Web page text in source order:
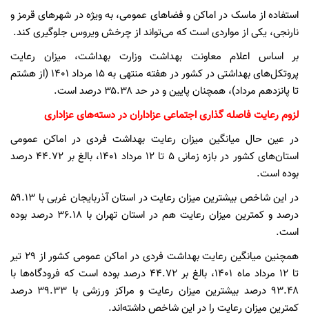
استفاده از ماسک در اماکن و فضاهای عمومی، به ویژه در شهرهای قرمز و
نارنجی، یکی از مواردی است که می‌تواند از چرخش ویروس جلوگیری کند.
بر اساس اعلام معاونت بهداشت وزارت بهداشت، میزان رعایت
پروتکل‌های بهداشتی در کشور در هفته منتهی به ۱۵ مرداد ۱۴۰۱ (از هشتم
تا پانزدهم مرداد)، همچنان پایین و در حد ۳۵.۳۸ درصد است.
لزوم رعایت فاصله گذاری اجتماعی عزاداران در دسته‌های عزاداری
در عین حال میانگین میزان رعایت بهداشت فردی در اماکن عمومی
استان‌های کشور در بازه زمانی ۵ تا ۱۲ مرداد ۱۴۰۱، بالغ بر ۴۴.۷۲ درصد
بوده است.
در این شاخص بیشترین میزان رعایت در استان آذربایجان غربی با ۵۹.۱۳
درصد و کمترین میزان رعایت هم در استان تهران با ۳۶.۱۸ درصد بوده
است.
همچنین میانگین رعایت بهداشت فردی در اماکن عمومی کشور از ۲۹ تیر
تا ۱۲ مرداد ماه ۱۴۰۱، بالغ بر ۴۴.۷۲ درصد بوده است که فرودگاه‌ها با
۹۳.۴۸ درصد بیشترین میزان رعایت و مراکز ورزشی با ۳۹.۳۳ درصد
کمترین میزان رعایت را در این شاخص داشته‌اند.